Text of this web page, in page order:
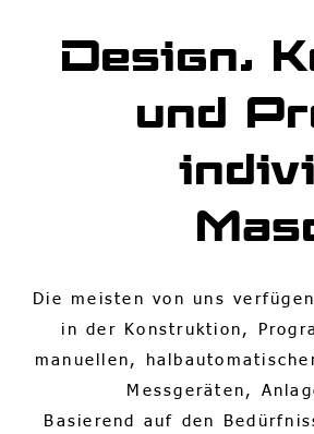
Design,
und
Die meisten von uns
in der Konstruktion,
manuellen,
Messgeräten,
Basierend auf den